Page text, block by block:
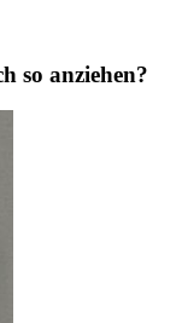
so anziehen?